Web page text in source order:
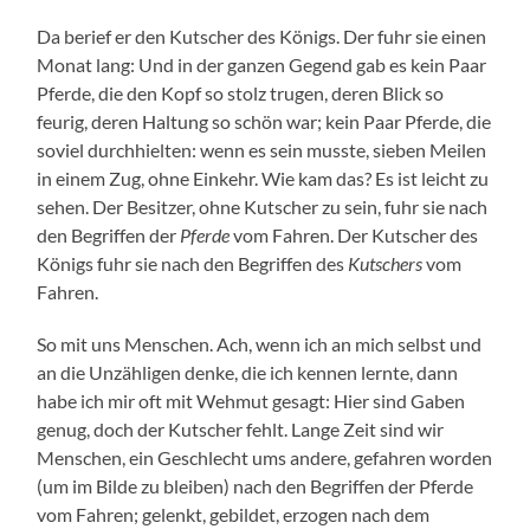
Da berief er den Kutscher des Königs. Der fuhr sie einen
Monat lang: Und in der ganzen Gegend gab es kein Paar
Pferde, die den Kopf so stolz trugen, deren Blick so
feurig, deren Haltung so schön war; kein Paar Pferde, die
soviel durchhielten: wenn es sein musste, sieben Meilen
in einem Zug, ohne Einkehr. Wie kam das? Es ist leicht zu
sehen. Der Besitzer, ohne Kutscher zu sein, fuhr sie nach
den Begriffen der Pferdevom Fahren. Der Kutscher des
Königs fuhr sie nach den Begriffen des Kutschersvom
Fahren.
So mit uns Menschen. Ach, wenn ich an mich selbst und
an die Unzähligen denke, die ich kennen lernte, dann
habe ich mir oft mit Wehmut gesagt: Hier sind Gaben
genug, doch der Kutscher fehlt. Lange Zeit sind wir
Menschen, ein Geschlecht ums andere, gefahren worden
(um im Bilde zu bleiben) nach den Begriffen der Pferde
vom Fahren; gelenkt, gebildet, erzogen nach dem